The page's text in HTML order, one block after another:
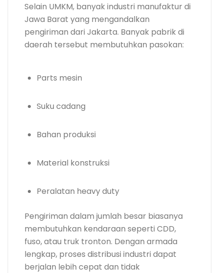
Selain UMKM, banyak industri manufaktur di
Jawa Barat yang mengandalkan
pengiriman dari Jakarta. Banyak pabrik di
daerah tersebut membutuhkan pasokan:
Parts mesin
Suku cadang
Bahan produksi
Material konstruksi
Peralatan heavy duty
Pengiriman dalam jumlah besar biasanya
membutuhkan kendaraan seperti CDD,
fuso, atau truk tronton. Dengan armada
lengkap, proses distribusi industri dapat
berjalan lebih cepat dan tidak